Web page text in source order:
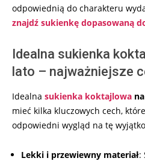
odpowiednią do charakteru
znajdź sukienkę dopasowaną
Idealna sukienka
lato – najważniejsze
Idealna sukienka koktajlowa
mieć kilka kluczowych cech,
odpowiedni wygląd na tę
Lekki i przewiewny materiał: